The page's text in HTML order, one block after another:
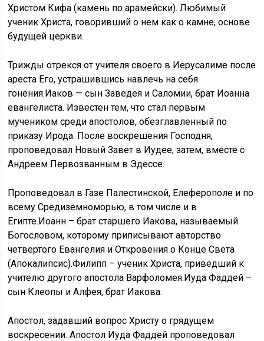
Христом Кифа (камень по арамейски). Любимый
ученик Христа, говоривший о нем как о камне, основе
будущей церкви.
Трижды отрекся от учителя своего в Иерусалиме после
ареста Его, устрашившись навлечь на себя
гонения.Иаков — сын Заведея и Саломии, брат Иоанна
евангелиста. Известен тем, что стал первым
мучеником среди апостолов, обезглавленный по
приказу Ирода. После воскрешения Господня,
проповедовал Новый Завет в Иудее, затем, вместе с
Андреем Первозванным в Эдессе.
Проповедовал в Газе Палестинской, Елеферополе и по
всему Средиземноморью, в том числе и в
Египте.Иоанн – брат старшего Иакова, называемый
Богословом, которому приписывают авторство
четвертого Евангелия и Откровения о Конце Света
(Апокалипсис).Филипп – ученик Христа, приведший к
учителю другого апостола Варфоломея.Иуда Фаддей –
сын Клеопы и Алфея, брат Иакова.
Апостол, задавший вопрос Христу о грядущем
воскресении. Апостол Иуда Фаддей проповедовал